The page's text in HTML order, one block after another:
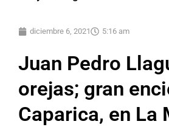
diciembre 6, 2021 5:16 am
Juan Pedro
orejas; gran
Caparica, en La